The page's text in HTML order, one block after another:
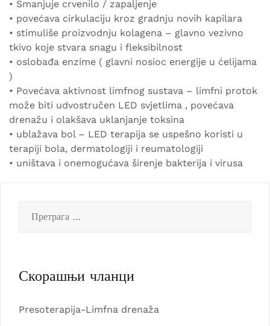
• Smanjuje crvenilo / zapaljenje
• povećava cirkulaciju kroz gradnju novih kapilara
• stimuliše proizvodnju kolagena – glavno vezivno
tkivo koje stvara snagu i fleksibilnost
• oslobađa enzime ( glavni nosioc energije u ćelijama
)
• Povećava aktivnost limfnog sustava – limfni protok
može biti udvostručen LED svjetlima , povećava
drenažu i olakšava uklanjanje toksina
• ublažava bol – LED terapija se uspešno koristi u
terapiji bola, dermatologiji i reumatologiji
• uništava i onemogućava širenje bakterija i virusa
Скорашњи чланци
Presoterapija-Limfna drenaža